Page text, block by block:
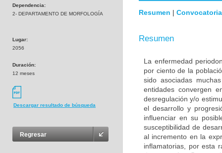
Dependencia:
2- DEPARTAMENTO DE MORFOLOGÍA
Lugar:
2056
Duración:
12 meses
Descargar resultado de búsqueda
Regresar
Resumen | Convocatoria
Resumen
La enfermedad
por ciento de la
sido asociadas
entidades convergen
desregulación y/o
el desarrollo y
influenciar en su
susceptibilidad de
al incremento en la
inflamatorias, por esta